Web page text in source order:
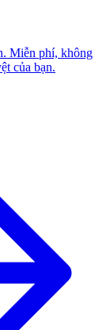
Miễn phí, không
của bạn.